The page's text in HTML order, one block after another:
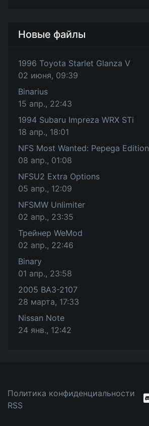
Новые файлы
1996 Toyota Starlet Glanza V
02 июня, 09:39
Binarius
15 апр., 22:43
1994 Subaru Impreza WRX STi
18 апр., 18:01
NFS Most Wanted: Pepega Edition
08 апр., 01:08
NFSU2 Extra Options
05 апр., 12:09
NFSMW Unlimiter
02 апр., 23:35
Трейнер WeMod
02 апр., 22:46
Binary
01 апр., 23:58
2005 ВАЗ-2107
28 марта, 17:33
Nissan Note
24 янв., 12:42
Политика конфиденциальности
RSS